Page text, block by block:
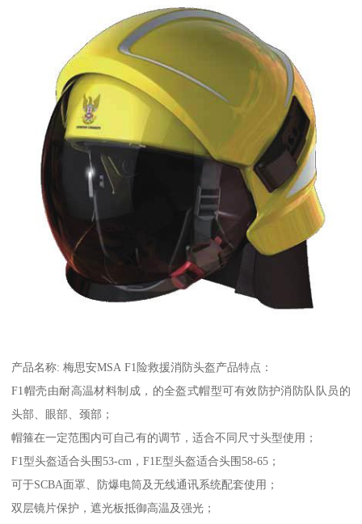
产品名称: 梅思安MSA F1险救援消防头盔产品特点：
F1帽壳由耐高温材料制成，的全盔式帽型可有效防护消防队队员的
头部、眼部、颈部；
帽箍在一定范围内可自己有的调节，适合不同尺寸头型使用；
F1型头盔适合头围53-cm，F1E型头盔适合头围58-65；
可于SCBA面罩、防爆电筒及无线通讯系统配套使用；
双层镜片保护，遮光板抵御高温及强光；